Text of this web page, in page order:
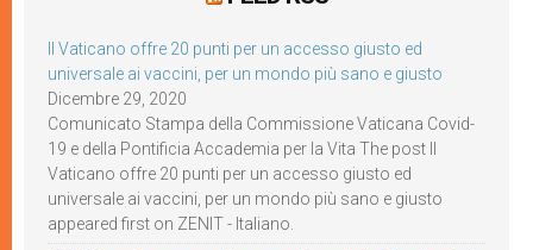
Il Vaticano offre 20 punti per un accesso giusto ed
universale ai vaccini, per un mondo più sano e giusto
Dicembre 29, 2020
Comunicato Stampa della Commissione Vaticana Covid-
19 e della Pontificia Accademia per la Vita The post Il
Vaticano offre 20 punti per un accesso giusto ed
universale ai vaccini, per un mondo più sano e giusto
appeared first on ZENIT - Italiano.